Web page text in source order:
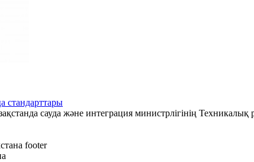
стандарттары
сауда және интеграция министрлігінің